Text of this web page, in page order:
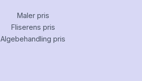
Maler pris
Fliserens pris
Algebehandling pris